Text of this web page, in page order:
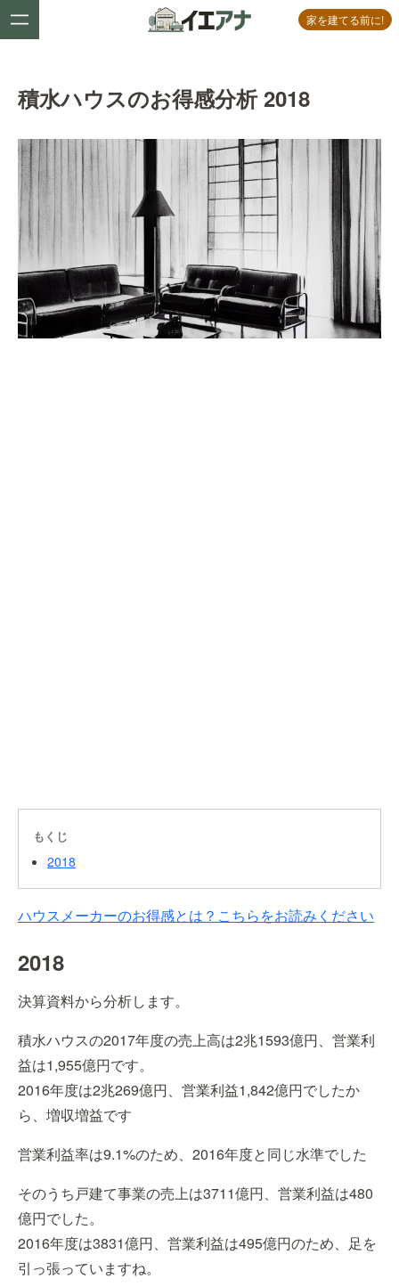
家を建てる前に!
積水ハウスのお得感分析 2018
もくじ
2018
ハウスメーカーのお得感とは？こちらをお読みください
2018
決算資料から分析します。
積水ハウスの2017年度の売上高は2兆1593億円、営業利
益は1,955億円です。
2016年度は2兆269億円、営業利益1,842億円でしたか
ら、増収増益です
営業利益率は9.1%のため、2016年度と同じ水準でした
そのうち戸建て事業の売上は3711億円、営業利益は480
億円でした。
2016年度は3831億円、営業利益は495億円のため、足を
引っ張っていますね。